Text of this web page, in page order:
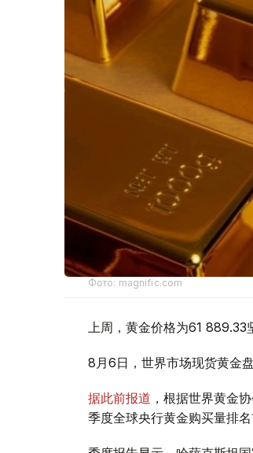
Фото: magnific.com
上周，黄金价格为61
8月6日，世界市场现货黄金
据此前报道 ，根据世界黄金
季度全球央行黄金购买量排名